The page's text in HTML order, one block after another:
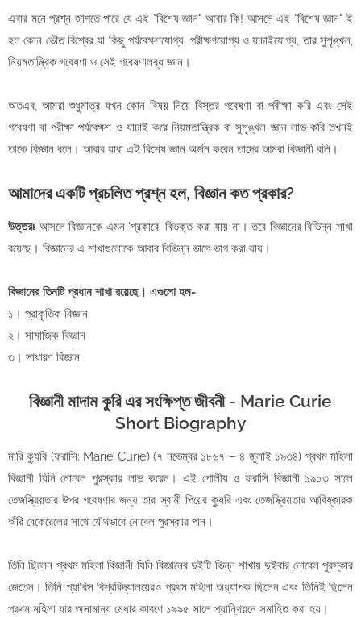
এবার মনে প্রশ্ন জাগতে পারে যে এই "বিশেষ জ্ঞান" আবার কি! আসলে এই "বিশেষ জ্ঞান" ই
হল কোন ভৌত বিশ্বের যা কিছু পর্যবেক্ষণযোগ্য, পরীক্ষণযোগ্য ও যাচাইযোগ্য, তার সুশৃঙ্খল,
নিয়মতান্ত্রিক গবেষণা ও সেই গবেষণালব্ধ জ্ঞান।
অতএব, আমরা শুধুমাত্র যখন কোন বিষয় নিয়ে বিস্তর গবেষণা বা পরীক্ষা করি এবং সেই
গবেষণা বা পরীক্ষা পর্যবেক্ষণ ও যাচাই করে নিয়মতান্ত্রিক বা সুশৃঙ্খল জ্ঞান লাভ করি তখনই
তাকে বিজ্ঞান বলে। আবার যারা এই বিশেষ জ্ঞান অর্জন করেন তাদের আমরা বিজ্ঞানী বলি।
আমাদের একটি প্রচলিত প্রশ্ন হল, বিজ্ঞান কত প্রকার?
উত্তরঃ আসলে বিজ্ঞানকে এমন 'প্রকারে' বিভক্ত করা যায় না। তবে বিজ্ঞানের বিভিন্ন শাখা
রয়েছে। বিজ্ঞানের এ শাখাগুলোকে আবার বিভিন্ন ভাগে ভাগ করা যায়।
বিজ্ঞানের তিনটি প্রধান শাখা রয়েছে। এগুলো হল-
১। প্রাকৃতিক বিজ্ঞান
২। সামাজিক বিজ্ঞান
৩। সাধারণ বিজ্ঞান
বিজ্ঞানী মাদাম কুরি এর সংক্ষিপ্ত জীবনী - Marie Curie
Short Biography
মারি ক্যুরি (ফরাসি: Marie Curie) (৭ নভেম্বর ১৮৬৭ – ৪ জুলাই ১৯৩৪) প্রথম মহিলা
বিজ্ঞানী যিনি নোবেল পুরস্কার লাভ করেন। এই পোলীয় ও ফরাসি বিজ্ঞানী ১৯০৩ সালে
তেজস্ক্রিয়তার উপর গবেষণার জন্য তার স্বামী পিয়ের ক্যুরি এবং তেজস্ক্রিয়তার আবিষ্কারক
অঁরি বেকেরেলের সাথে যৌথভাবে নোবেল পুরস্কার পান।
তিনি ছিলেন প্রথম মহিলা বিজ্ঞানী যিনি বিজ্ঞানের দুইটি ভিন্ন শাখায় দুইবার নোবেল পুরস্কার
জেতেন। তিনি প্যারিস বিশ্ববিদ্যালয়েরও প্রথম মহিলা অধ্যাপক ছিলেন এবং তিনিই ছিলেন
প্রথম মহিলা যার অসামান্য মেধার কারণে ১৯৯৫ সালে প্যান্থিয়নে সমাহিত করা হয়।